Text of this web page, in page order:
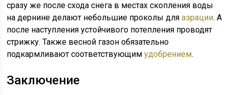
сразу же после схода снега в местах скопления воды
на дернине делают небольшие проколы дляаэрации. А
после наступления устойчивого потепления проводят
стрижку. Также весной газон обязательно
подкармливают соответствующимудобрением.
Заключение